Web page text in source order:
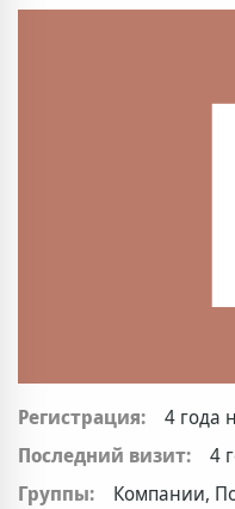
Регистрация:
4 года
Последний визит:
4
Группы:
Компании,